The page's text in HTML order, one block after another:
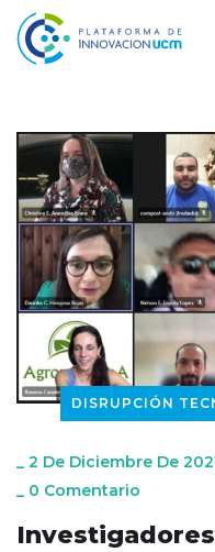
DISRUPCIÓN
_ 2 De Diciembre De
_ 0 Comentario